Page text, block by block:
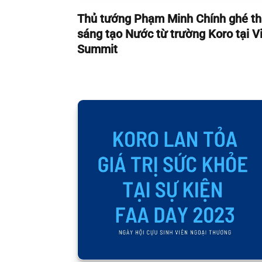
Thủ tướng Phạm Minh Chính ghé
sáng tạo Nước từ trường Koro tại
Summit